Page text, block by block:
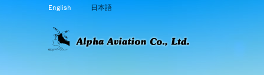
English 日本語